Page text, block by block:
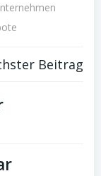
Beitrag